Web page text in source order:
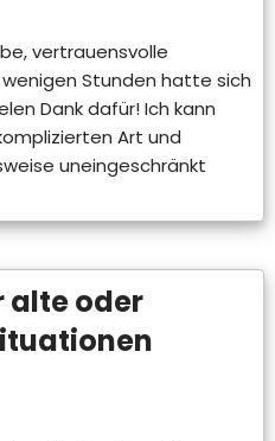
vertrauensvolle
Stunden hatte sich
Dank dafür! Ich kann
Art und
uneingeschränkt
alte oder